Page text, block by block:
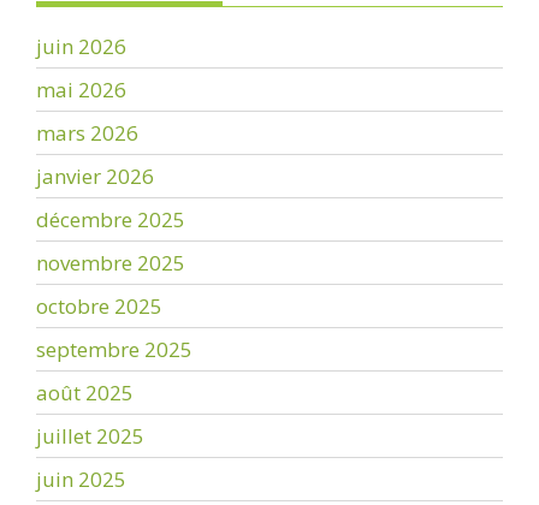
juin 2026
mai 2026
mars 2026
janvier 2026
décembre 2025
novembre 2025
octobre 2025
septembre 2025
août 2025
juillet 2025
juin 2025